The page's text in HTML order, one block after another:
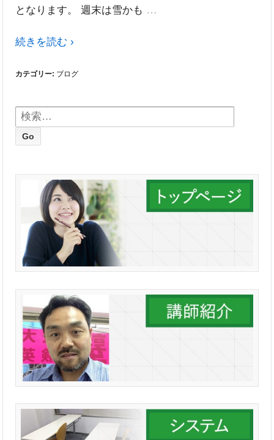
となります。 週末は雪かも …
続きを読む ›
カテゴリー: ブログ
検索: